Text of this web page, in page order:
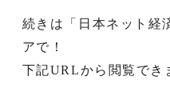
続きは「日本ネット経
アで！
下記URLから閲覧でき